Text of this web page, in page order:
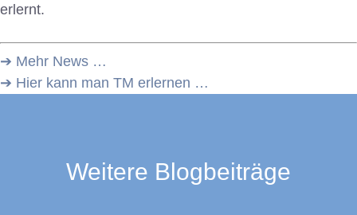
erlernt.
➔ Mehr News …
➔ Hier kann man TM erlernen …
Weitere Blogbeiträge